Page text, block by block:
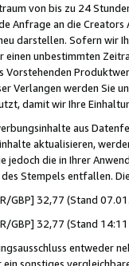
von bis zu 24
Anfrage an die
darstellen. Sofern wir
unbestimmten
Vorstehenden
Verlangen werden Sie
damit wir Ihre
aus
aktualisieren,
jedoch die in Ihrer
Stempels entfallen.
GBP] 32,77 (Stand
GBP] 32,77 (Stand
entweder
sonstiges